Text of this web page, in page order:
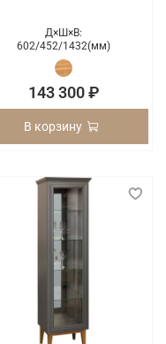
Д×Ш×В:
602/452/1432(мм)
143 300 ₽
В корзину